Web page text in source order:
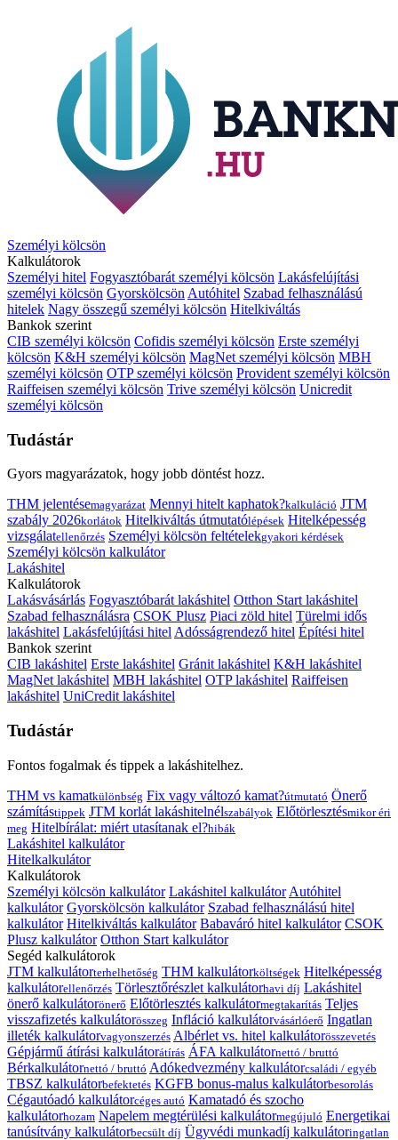
Személyi kölcsön
Kalkulátorok
Személyi hitel Fogyasztóbarát személyi kölcsön Lakásfelújítási
személyi kölcsön Gyorskölcsön Autóhitel Szabad felhasználású
hitelek Nagy összegű személyi kölcsön Hitelkiváltás
Bankok szerint
CIB személyi kölcsön Cofidis személyi kölcsön Erste személyi
kölcsön K&H személyi kölcsön MagNet személyi kölcsön MBH
személyi kölcsön OTP személyi kölcsön Provident személyi kölcsön
Raiffeisen személyi kölcsön Trive személyi kölcsön Unicredit
személyi kölcsön
Tudástár
Gyors magyarázatok, hogy jobb döntést hozz.
THM jelentésemagyarázat Mennyi hitelt kaphatok?kalkuláció JTM
szabály 2026korlátok Hitelkiváltás útmutatólépések Hitelképesség
vizsgálatellenőrzés Személyi kölcsön feltételekgyakori kérdések
Személyi kölcsön kalkulátor
Lakáshitel
Kalkulátorok
Lakásvásárlás Fogyasztóbarát lakáshitel Otthon Start lakáshitel
Szabad felhasználásra CSOK Plusz Piaci zöld hitel Türelmi idős
lakáshitel Lakásfelújítási hitelAdósságrendező hitel Építési hitel
Bankok szerint
CIB lakáshitel Erste lakáshitel Gránit lakáshitel K&H lakáshitel
MagNet lakáshitel MBH lakáshitel OTP lakáshitel Raiffeisen
lakáshitel UniCredit lakáshitel
Tudástár
Fontos fogalmak és tippek a lakáshitelhez.
THM vs kamatkülönbség Fix vagy változó kamat?útmutató Önerő
számítástippek JTM korlát lakáshitelnélszabályok Előtörlesztésmikor éri
meg Hitelbírálat: miért utasítanak el?hibák
Lakáshitel kalkulátor
Hitelkalkulátor
Kalkulátorok
Személyi kölcsön kalkulátor Lakáshitel kalkulátor Autóhitel
kalkulátor Gyorskölcsön kalkulátor Szabad felhasználású hitel
kalkulátor Hitelkiváltás kalkulátor Babaváró hitel kalkulátor CSOK
Plusz kalkulátor Otthon Start kalkulátor
Segéd kalkulátorok
JTM kalkulátorterhelhetőség THM kalkulátorköltségek Hitelképesség
kalkulátorellenőrzés Törlesztőrészlet kalkulátorhavi díj Lakáshitel
önerő kalkulátorönerő Előtörlesztés kalkulátormegtakarítás Teljes
visszafizetés kalkulátorösszeg Infláció kalkulátorvásárlóerő Ingatlan
illeték kalkulátorvagyonszerzés Albérlet vs. hitel kalkulátorösszevetés
Gépjármű átírási kalkulátorátírás ÁFA kalkulátornettó / bruttó
Bérkalkulátornettó / bruttó Adókedvezmény kalkulátorcsaládi / egyéb
TBSZ kalkulátorbefektetés KGFB bonus-malus kalkulátorbesorolás
Cégautóadó kalkulátorcéges autó Kamatadó és szocho
kalkulátorhozam Napelem megtérülési kalkulátormegújuló Energetikai
tanúsítvány kalkulátorbecsült díj Ügyvédi munkadíj kalkulátoringatlan